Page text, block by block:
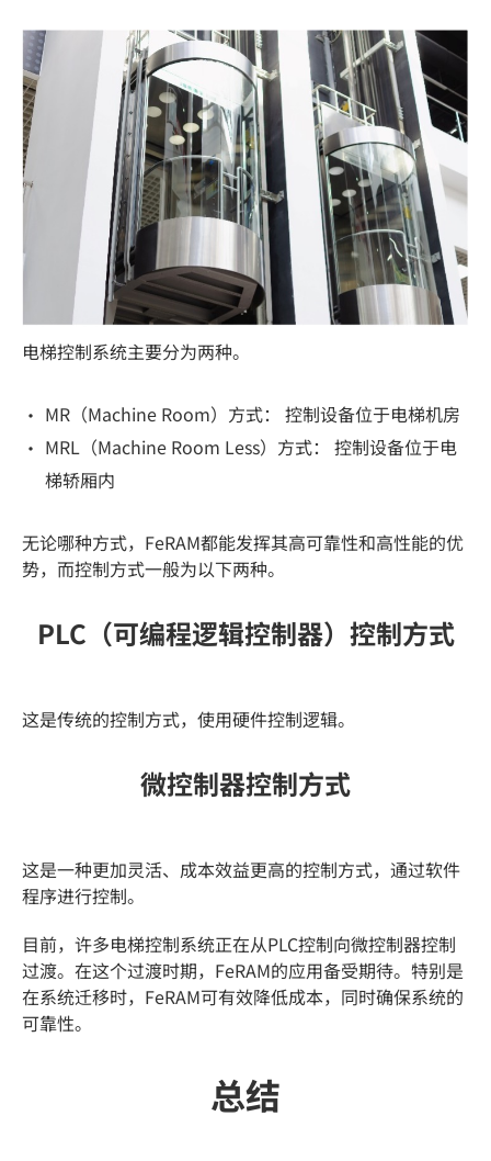
电梯控制系统主要分为两种。
MR（Machine Room）方式： 控制设备位于电梯机房
MRL（Machine Room Less）方式： 控制设备位于电
梯轿厢内
无论哪种方式，FeRAM都能发挥其高可靠性和高性能的优
势，而控制方式一般为以下两种。
PLC（可编程逻辑控制器）控制方式
这是传统的控制方式，使用硬件控制逻辑。
微控制器控制方式
这是一种更加灵活、成本效益更高的控制方式，通过软件
程序进行控制。
目前，许多电梯控制系统正在从PLC控制向微控制器控制
过渡。在这个过渡时期，FeRAM的应用备受期待。特别是
在系统迁移时，FeRAM可有效降低成本，同时确保系统的
可靠性。
总结